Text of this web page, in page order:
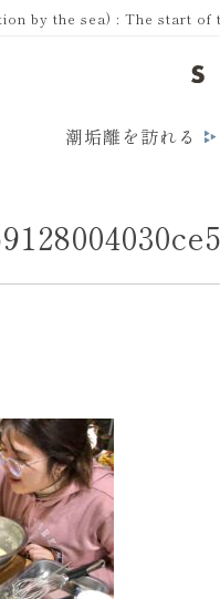
by the sea) : The start
潮垢離を訪れる